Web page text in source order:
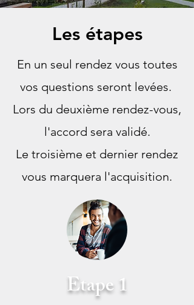
Les étapes
En un seul rendez vous toutes
vos questions seront levées.
Lors du deuxième rendez-vous,
l'accord sera validé.
Le troisième et dernier rendez
vous marquera l'acquisition.
Etape 1